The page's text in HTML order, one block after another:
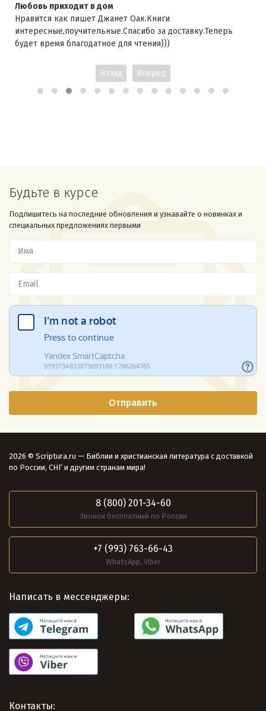
Любовь приходит в дом
Нравится как пишет Джанет Оак.Книги
интересные,поучительные.Спасибо за доставку.Теперь
будет время благодатное для чтения)))
Назад Вперед
Будьте в курсе
Подпишитесь на последние обновления и узнавайте о новинках и
специальных предложениях первыми
2026 © Scriptura.ru — Библии и христианская литература с доставкой
по России, СНГ и другим странам мира!
8 (800) 201-34-60
Звонок бесплатный по России
+7 (993) 763-66-43
WhatsApp, Viber
Написать в мессенджеры:
Контакты: